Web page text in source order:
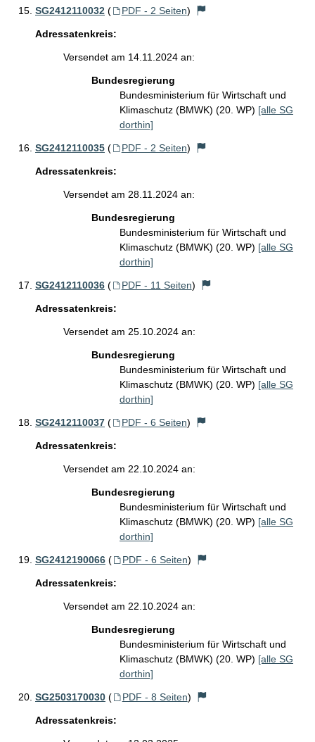
SG2412110032 ( PDF - 2 Seiten)
Adressatenkreis:
Versendet am 14.11.2024 an:
Bundesregierung
Bundesministerium für Wirtschaft und
Klimaschutz (BMWK) (20. WP) [alle SG
dorthin]
SG2412110035 ( PDF - 2 Seiten)
Adressatenkreis:
Versendet am 28.11.2024 an:
Bundesregierung
Bundesministerium für Wirtschaft und
Klimaschutz (BMWK) (20. WP) [alle SG
dorthin]
SG2412110036 ( PDF - 11 Seiten)
Adressatenkreis:
Versendet am 25.10.2024 an:
Bundesregierung
Bundesministerium für Wirtschaft und
Klimaschutz (BMWK) (20. WP) [alle SG
dorthin]
SG2412110037 ( PDF - 6 Seiten)
Adressatenkreis:
Versendet am 22.10.2024 an:
Bundesregierung
Bundesministerium für Wirtschaft und
Klimaschutz (BMWK) (20. WP) [alle SG
dorthin]
SG2412190066 ( PDF - 6 Seiten)
Adressatenkreis:
Versendet am 22.10.2024 an:
Bundesregierung
Bundesministerium für Wirtschaft und
Klimaschutz (BMWK) (20. WP) [alle SG
dorthin]
SG2503170030 ( PDF - 8 Seiten)
Adressatenkreis: